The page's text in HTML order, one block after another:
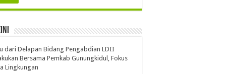
dari Delapan Bidang Pengabdian LDII
Bersama Pemkab Gunungkidul, Fokus
Lingkungan